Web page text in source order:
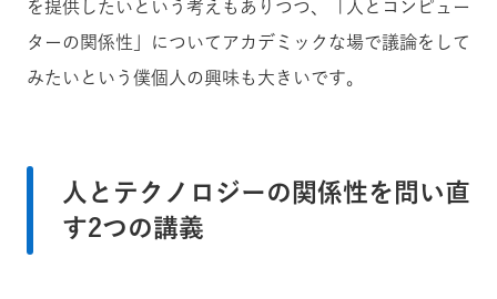
を提供したいという考えもありつつ、「人とコンピュー
ターの関係性」についてアカデミックな場で議論をして
みたいという僕個人の興味も大きいです。
人とテクノロジーの関係性を問い直
す2つの講義